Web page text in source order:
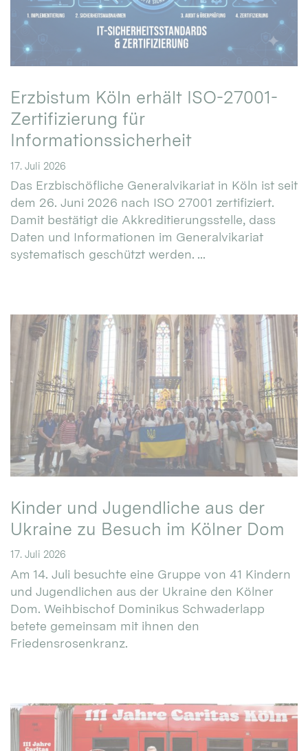
Erzbistum Köln erhält ISO-27001-
Zertifizierung für
Informationssicherheit
17. Juli 2026
Das Erzbischöfliche Generalvikariat in Köln ist seit
dem 26. Juni 2026 nach ISO 27001 zertifiziert.
Damit bestätigt die Akkreditierungsstelle, dass
Daten und Informationen im Generalvikariat
systematisch geschützt werden. ...
Kinder und Jugendliche aus der
Ukraine zu Besuch im Kölner Dom
17. Juli 2026
Am 14. Juli besuchte eine Gruppe von 41 Kindern
und Jugendlichen aus der Ukraine den Kölner
Dom. Weihbischof Dominikus Schwaderlapp
betete gemeinsam mit ihnen den
Friedensrosenkranz.